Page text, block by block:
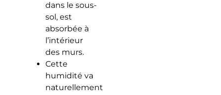
dans le sous-
sol, est
absorbée à
l’intérieur
des murs.
Cette
humidité va
naturellement